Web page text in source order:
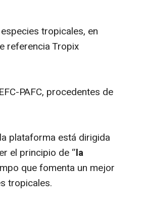
tropicales, en
referencia Tropix
PAFC, procedentes de
plataforma está dirigida
el principio de ‘’la
que fomenta un mejor
tropicales.